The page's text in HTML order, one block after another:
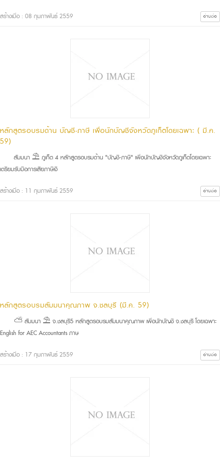
สร้างเมื่อ : 08 กุมภาพันธ์ 2559 อ่านต่อ
หลักสูตรอบรมด้าน บัญชี-ภาษี เพื่อนักบัญชีจังหวัดภูเก็ตโดยเฉพาะ ( มี.ค.
59)
สัมมนา ⛱ ภูเก็ต 4 หลักสูตรอบรมด้าน "บัญชี-ภาษี" เพื่อนักบัญชีจังหวัดภูเก็ตโดยเฉพาะ
เตรียมรับมือการเสียภาษีเงิ
สร้างเมื่อ : 11 กุมภาพันธ์ 2559 อ่านต่อ
หลักสูตรอบรมสัมมนาคุณภาพ จ.ชลบุรี (มี.ค. 59)
⛅ สัมมนา ⛱ จ.ชลบุรี5 หลักสูตรอบรมสัมมนาคุณภาพ เพื่อนักบัญชี จ.ชลบุรี โดยเฉพาะ
English for AEC Accountants ภาษ
สร้างเมื่อ : 17 กุมภาพันธ์ 2559 อ่านต่อ